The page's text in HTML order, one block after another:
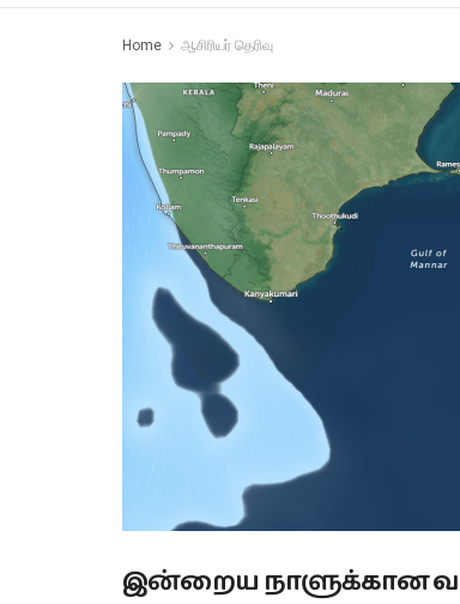
Home ஆசிரியர் தெரிவு
இன்றைய நாளுக்கான